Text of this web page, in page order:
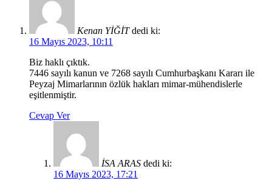
Kenan YİĞİT dedi ki:
16 Mayıs 2023, 10:11
Biz haklı çıktık.
7446 sayılı kanun ve 7268 sayılı Cumhurbaşkanı Kararı ile
Peyzaj Mimarlarının özlük hakları mimar-mühendislerle
eşitlenmiştir.
Cevap Ver
İSA ARAS dedi ki:
16 Mayıs 2023, 17:21